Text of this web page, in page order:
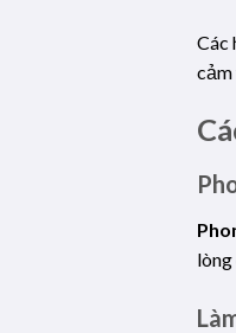
Các
cảm
lòng